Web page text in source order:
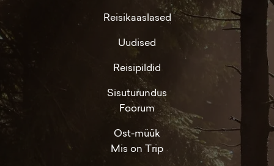
Reisikaaslased
Uudised
Reisipildid
Sisuturundus
Foorum
Ost-müük
Mis on Trip